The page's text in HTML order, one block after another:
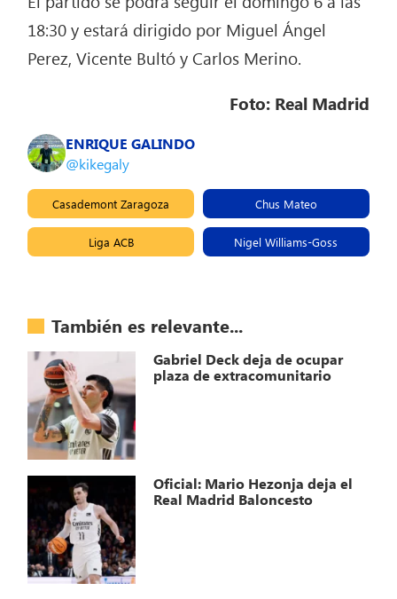
18:30 y estará dirigido por Miguel Ángel
Perez, Vicente Bultó y Carlos Merino.
Foto: Real Madrid
ENRIQUE GALINDO
@kikegaly
Casademont Zaragoza Chus Mateo
Liga ACB Nigel Williams-Goss
También es relevante...
Gabriel Deck deja de ocupar
plaza de extracomunitario
Oficial: Mario Hezonja deja el
Real Madrid Baloncesto